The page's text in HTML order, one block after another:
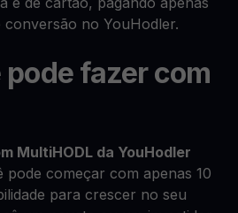
conversão no YouHodler.
pode fazer com
MultiHODL da YouHodler
pode começar com apenas 10
para crescer no seu